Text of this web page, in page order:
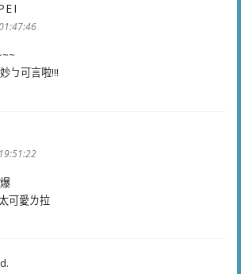
示:
ㄅ可言啦!!!
示:
可愛ㄌ拉